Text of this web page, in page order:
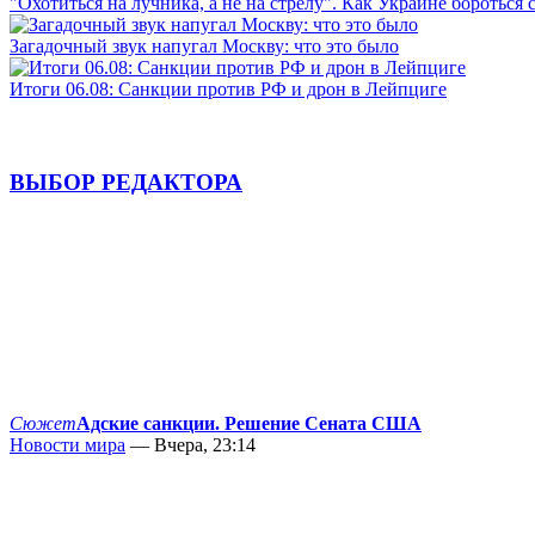
Загадочный звук напугал Москву: что это было
Итоги 06.08: Санкции против РФ и дрон в Лейпциге
ВЫБОР РЕДАКТОРА
СюжетАдские санкции. Решение Сената США
Новости мира — Вчера, 23:14